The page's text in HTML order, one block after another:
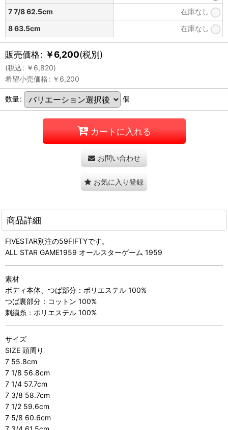
7 7/8 62.5cm
在庫なし
8 63.5cm
在庫なし
販売価格: ￥6,200(税別)
(税込: ￥ 6,820)
希望小売価格: ￥ 6,200
数量: 個
カートに入れる
お問い合わせ
お気に入り登録
商品詳細
FIVESTAR別注の59FIFTYです。
ALL STAR GAME1959 オールスターゲーム 1959
素材
ボディ本体、つば部分：ポリエステル 100%
つば裏部分：コットン 100%
刺繍糸：ポリエステル 100%
サイズ
SIZE 頭周り
7 55.8cm
7 1/8 56.8cm
7 1/4 57.7cm
7 3/8 58.7cm
7 1/2 59.6cm
7 5/8 60.6cm